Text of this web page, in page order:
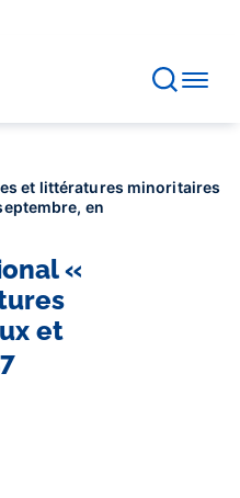
et littératures minoritaires
en
«
et